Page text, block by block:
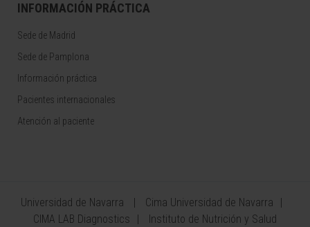
INFORMACIÓN PRÁCTICA
Sede de Madrid
Sede de Pamplona
Información práctica
Pacientes internacionales
Atención al paciente
Universidad de Navarra
Cima Universidad de Navarra
CIMA LAB Diagnostics
Instituto de Nutrición y Salud